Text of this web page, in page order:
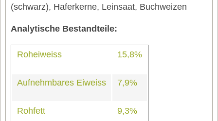
(schwarz), Haferkerne, Leinsaat, Buchweizen
Analytische Bestandteile:
Roheiweiss 15,8%
Aufnehmbares Eiweiss 7,9%
Rohfett 9,3%